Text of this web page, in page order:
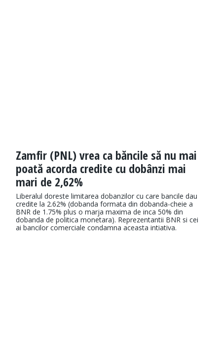
Zamfir (PNL) vrea ca băncile să nu mai
poată acorda credite cu dobânzi mai
mari de 2,62%
Liberalul doreste limitarea dobanzilor cu care bancile dau
credite la 2.62% (dobanda formata din dobanda-cheie a
BNR de 1.75% plus o marja maxima de inca 50% din
dobanda de politica monetara). Reprezentantii BNR si cei
ai bancilor comerciale condamna aceasta intiativa.